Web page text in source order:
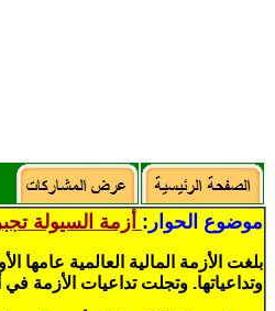
موضوع الحوار: أزمة السيولة
وتداعياتها. وتجلت تداعيات